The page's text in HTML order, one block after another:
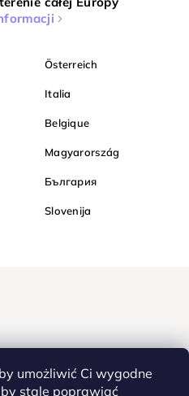
umożliwić Ci wygodne
stale poprawiać
Österreich
Italia
Belgique
Magyarország
България
Slovenija